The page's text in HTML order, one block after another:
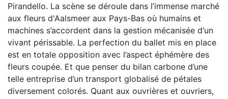
Pirandello. La scène se déroule dans l’immense marché
aux fleurs d'Aalsmeer aux Pays-Bas où humains et
machines s’accordent dans la gestion mécanisée d‘un
vivant périssable. La perfection du ballet mis en place
est en totale opposition avec l’aspect éphémère des
fleurs coupée. Et que penser du bilan carbone d’une
telle entreprise d’un transport globalisé de pétales
diversement colorés. Quant aux ouvrières et ouvriers,